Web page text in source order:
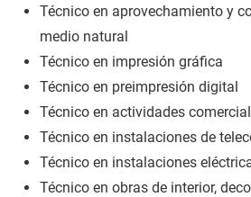
Técnico en aprovechamiento y
medio natural
Técnico en impresión gráfica
Técnico en preimpresión digital
Técnico en actividades
Técnico en instalaciones de
Técnico en instalaciones
Técnico en obras de interior,